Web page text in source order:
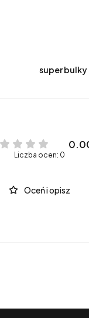
super bulky
Liczba ocen: 0
Oceń i opisz